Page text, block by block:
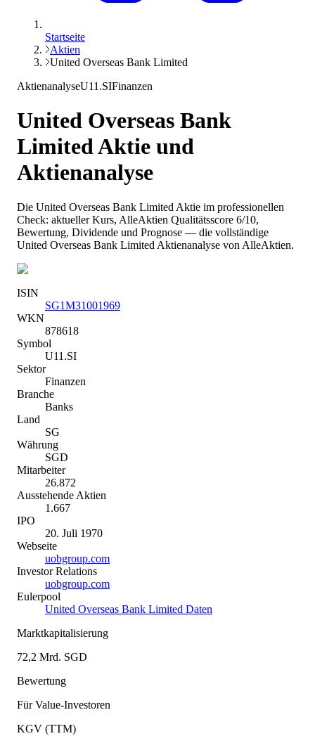
Startseite
Aktien
United Overseas Bank Limited
AktienanalyseU11.SIFinanzen
United Overseas Bank
LimitedAktie und
Aktienanalyse
Die United Overseas Bank Limited Aktie im professionellen
Check: aktueller Kurs, AlleAktien Qualitätsscore 6/10,
Bewertung, Dividende und Prognose — die vollständige
United Overseas Bank Limited Aktienanalyse von AlleAktien.
ISIN
SG1M31001969
WKN
878618
Symbol
U11.SI
Sektor
Finanzen
Branche
Banks
Land
SG
Währung
SGD
Mitarbeiter
26.872
Ausstehende Aktien
1.667
IPO
20. Juli 1970
Webseite
uobgroup.com
Investor Relations
uobgroup.com
Eulerpool
United Overseas Bank Limited Daten
Marktkapitalisierung
72,2 Mrd. SGD
Bewertung
Für Value-Investoren
KGV (TTM)